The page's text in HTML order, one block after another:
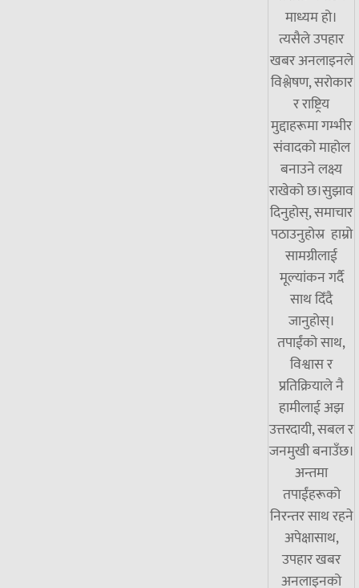
माध्यम हो।
त्यसैले उपहार
खबर अनलाइनले
विश्लेषण, सरोकार
र राष्ट्रिय
मुद्दाहरूमा गम्भीर
संवादको माहोल
बनाउने लक्ष्य
राखेको छ।सुझाव
दिनुहोस्, समाचार
पठाउनुहोस्र हाम्रो
सामग्रीलाई
मूल्यांकन गर्दै
साथ दिँदै
जानुहोस्।
तपाईंको साथ,
विश्वास र
प्रतिक्रियाले नै
हामीलाई अझ
उत्तरदायी, सबल र
जनमुखी बनाउँछ।
अन्तमा
तपाईंहरूको
निरन्तर साथ रहने
अपेक्षासाथ,
उपहार खबर
अनलाइनको